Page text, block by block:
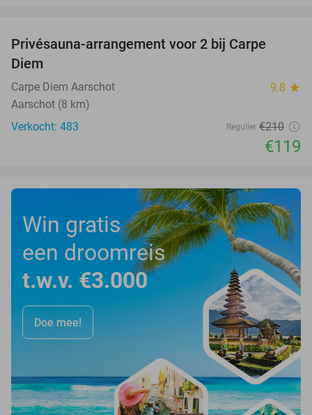
Privésauna-arrangement voor 2 bij Carpe
Diem
Carpe Diem Aarschot 9.8 star
Aarschot (8 km)
Verkocht: 483
Regulier €210
€119
Win gratis
een droomreis
t.w.v. €3.000
Doe mee!